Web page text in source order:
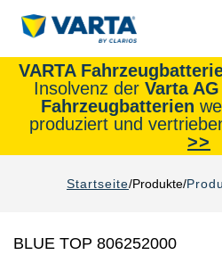
VARTA
Insolvenz der Varta AG
Fahrzeugbatterien
produziert und
>>
Startseite Produkte
BLUE TOP 806252000